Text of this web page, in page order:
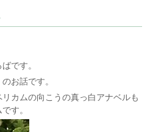
です。
お話です。
カムの向こうの真っ白アナベルも
す。